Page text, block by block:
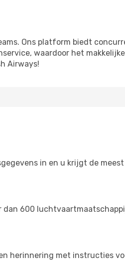
Ons platform biedt
waardoor het
Airways!
in en u krijgt de
600
herinnering met instructies